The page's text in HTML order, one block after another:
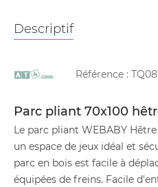
Descriptif
Référence :
Parc pliant 70x100
Le parc pliant WEBABY
un espace de jeux idéal et
parc en bois est facile à
équipées de freins. Facile